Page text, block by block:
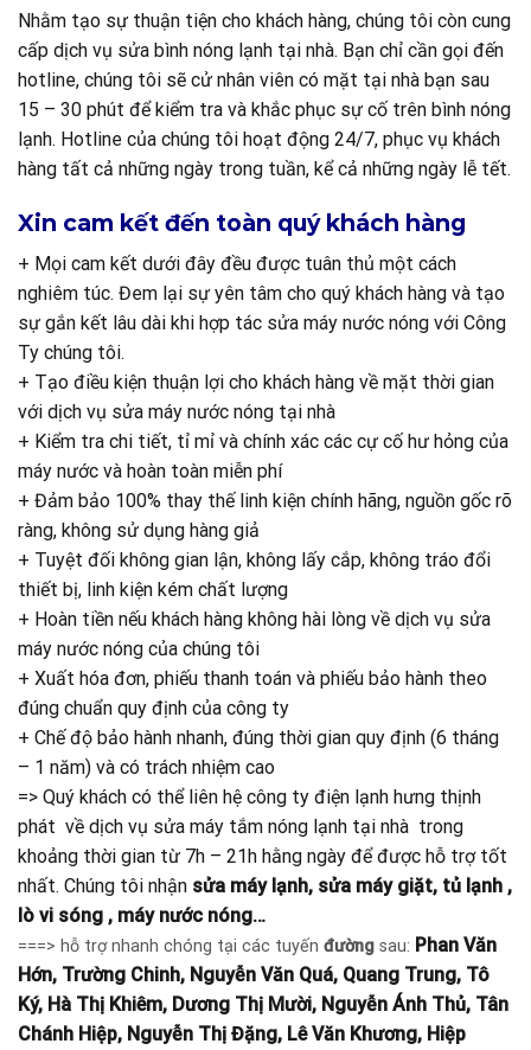
Nhằm tạo sự thuận tiện cho khách hàng, chúng tôi còn cung
cấp dịch vụ sửa bình nóng lạnh tại nhà. Bạn chỉ cần gọi đến
hotline, chúng tôi sẽ cử nhân viên có mặt tại nhà bạn sau
15 – 30 phút để kiểm tra và khắc phục sự cố trên bình nóng
lạnh. Hotline của chúng tôi hoạt động 24/7, phục vụ khách
hàng tất cả những ngày trong tuần, kể cả những ngày lễ tết.
Xin cam kết đến toàn quý khách hàng
+ Mọi cam kết dưới đây đều được tuân thủ một cách
nghiêm túc. Đem lại sự yên tâm cho quý khách hàng và tạo
sự gắn kết lâu dài khi hợp tác sửa máy nước nóng với Công
Ty chúng tôi.
+ Tạo điều kiện thuận lợi cho khách hàng về mặt thời gian
với dịch vụ sửa máy nước nóng tại nhà
+ Kiểm tra chi tiết, tỉ mỉ và chính xác các cự cố hư hỏng của
máy nước và hoàn toàn miễn phí
+ Đảm bảo 100% thay thế linh kiện chính hãng, nguồn gốc rõ
ràng, không sử dụng hàng giả
+ Tuyệt đối không gian lận, không lấy cắp, không tráo đổi
thiết bị, linh kiện kém chất lượng
+ Hoàn tiền nếu khách hàng không hài lòng về dịch vụ sửa
máy nước nóng của chúng tôi
+ Xuất hóa đơn, phiếu thanh toán và phiếu bảo hành theo
đúng chuẩn quy định của công ty
+ Chế độ bảo hành nhanh, đúng thời gian quy định (6 tháng
– 1 năm) và có trách nhiệm cao
=> Quý khách có thể liên hệ công ty điện lạnh hưng thịnh
phát về dịch vụ sửa máy tắm nóng lạnh tại nhà trong
khoảng thời gian từ 7h – 21h hằng ngày để được hỗ trợ tốt
nhất. Chúng tôi nhận sửa máy lạnh, sửa máy giặt, tủ lạnh ,
lò vi sóng , máy nước nóng…
===> hỗ trợ nhanh chóng tại các tuyến đường sau: Phan Văn
Hớn, Trường Chinh, Nguyễn Văn Quá, Quang Trung, Tô
Ký, Hà Thị Khiêm, Dương Thị Mười, Nguyễn Ánh Thủ, Tân
Chánh Hiệp, Nguyễn Thị Đặng, Lê Văn Khương, Hiệp